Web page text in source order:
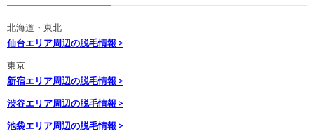
北海道・東北
仙台エリア周辺の脱毛情報 >
東京
新宿エリア周辺の脱毛情報 >
渋谷エリア周辺の脱毛情報 >
池袋エリア周辺の脱毛情報 >